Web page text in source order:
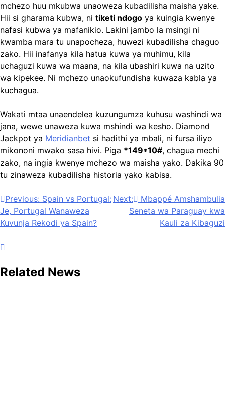
mchezo huu mkubwa unaoweza kubadilisha maisha yake.
Hii si gharama kubwa, ni tiketi ndogo ya kuingia kwenye
nafasi kubwa ya mafanikio. Lakini jambo la msingi ni
kwamba mara tu unapocheza, huwezi kubadilisha chaguo
zako. Hii inafanya kila hatua kuwa ya muhimu, kila
uchaguzi kuwa wa maana, na kila ubashiri kuwa na uzito
wa kipekee. Ni mchezo unaokufundisha kuwaza kabla ya
kuchagua.
Wakati mtaa unaendelea kuzungumza kuhusu washindi wa
jana, wewe unaweza kuwa mshindi wa kesho. Diamond
Jackpot ya Meridianbet si hadithi ya mbali, ni fursa iliyo
mikononi mwako sasa hivi. Piga *149*10#, chagua mechi
zako, na ingia kwenye mchezo wa maisha yako. Dakika 90
tu zinaweza kubadilisha historia yako kabisa.
Post
navigation
Previous: Spain vs Portugal:
Je, Portugal Wanaweza
Kuvunja Rekodi ya Spain?
Next:
Mbappé Amshambulia
Seneta wa Paraguay kwa
Kauli za Kibaguzi
Related News